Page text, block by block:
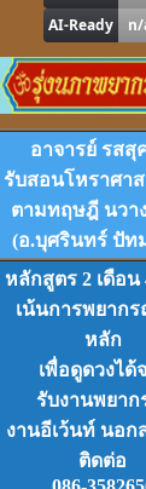
โปรแกรมTian-
Version 1
ราคา 1,000บ
DVDเรีย
ชุดที่1-2-3
อาจารย์ รสสุ
รับสอนโหราศา
ตามทฤษฎี นวา
(อ.บุศรินทร์ ปัท
หลักสูตร 2 เดือน
เน้นการพยาก
หลัก
เพื่อดูดวงได้
รับงานพยา
งานอีเว้นท์ นอก
ติดต่อ